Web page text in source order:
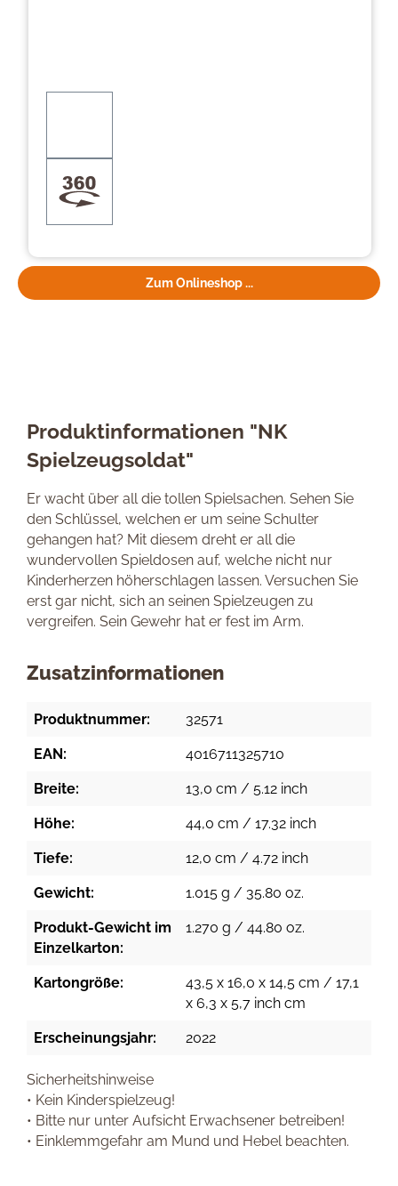
Zum Onlineshop ...
Produktinformationen "NK
Spielzeugsoldat"
Er wacht über all die tollen Spielsachen. Sehen Sie
den Schlüssel, welchen er um seine Schulter
gehangen hat? Mit diesem dreht er all die
wundervollen Spieldosen auf, welche nicht nur
Kinderherzen höherschlagen lassen. Versuchen Sie
erst gar nicht, sich an seinen Spielzeugen zu
vergreifen. Sein Gewehr hat er fest im Arm.
Zusatzinformationen
Produktnummer: 32571
EAN: 4016711325710
Breite: 13,0 cm / 5.12 inch
Höhe: 44,0 cm / 17.32 inch
Tiefe: 12,0 cm / 4.72 inch
Gewicht: 1.015 g / 35.80 oz.
Produkt-Gewicht im
Einzelkarton:
1.270 g / 44.80 oz.
Kartongröße:
43,5 x 16,0 x 14,5 cm / 17,1
x 6,3 x 5,7 inch cm
Erscheinungsjahr: 2022
Sicherheitshinweise
• Kein Kinderspielzeug!
• Bitte nur unter Aufsicht Erwachsener betreiben!
• Einklemmgefahr am Mund und Hebel beachten.